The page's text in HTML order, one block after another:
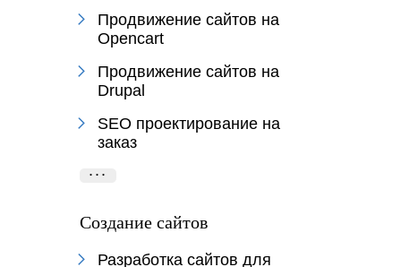
Продвижение сайтов на
Opencart
Продвижение сайтов на
Drupal
SEO проектирование на
заказ
...
Создание сайтов
Разработка сайтов для